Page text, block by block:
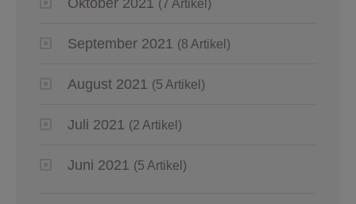
(7 Artikel)
September 2021 (8 Artikel)
August 2021 (5 Artikel)
Juli 2021 (2 Artikel)
Juni 2021 (5 Artikel)